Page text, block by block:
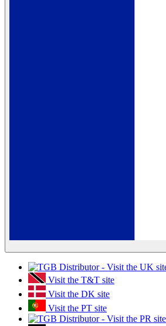
Visit the T&T site
Visit the DK site
Visit the PT site